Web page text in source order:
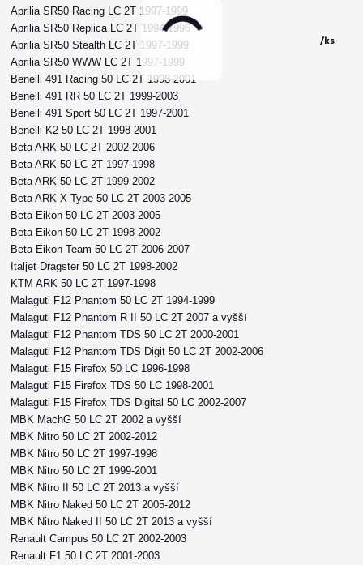
/ks
Aprilia SR50 Racing LC 2T 1997-1999
Aprilia SR50 Replica LC 2T 1994-1996
Aprilia SR50 Stealth LC 2T 1997-1999
Aprilia SR50 WWW LC 2T 1997-1999
Benelli 491 Racing 50 LC 2T 1998-2001
Benelli 491 RR 50 LC 2T 1999-2003
Benelli 491 Sport 50 LC 2T 1997-2001
Benelli K2 50 LC 2T 1998-2001
Beta ARK 50 LC 2T 2002-2006
Beta ARK 50 LC 2T 1997-1998
Beta ARK 50 LC 2T 1999-2002
Beta ARK X-Type 50 LC 2T 2003-2005
Beta Eikon 50 LC 2T 2003-2005
Beta Eikon 50 LC 2T 1998-2002
Beta Eikon Team 50 LC 2T 2006-2007
Italjet Dragster 50 LC 2T 1998-2002
KTM ARK 50 LC 2T 1997-1998
Malaguti F12 Phantom 50 LC 2T 1994-1999
Malaguti F12 Phantom R II 50 LC 2T 2007 a vyšší
Malaguti F12 Phantom TDS 50 LC 2T 2000-2001
Malaguti F12 Phantom TDS Digit 50 LC 2T 2002-2006
Malaguti F15 Firefox 50 LC 1996-1998
Malaguti F15 Firefox TDS 50 LC 1998-2001
Malaguti F15 Firefox TDS Digital 50 LC 2002-2007
MBK MachG 50 LC 2T 2002 a vyšší
MBK Nitro 50 LC 2T 2002-2012
MBK Nitro 50 LC 2T 1997-1998
MBK Nitro 50 LC 2T 1999-2001
MBK Nitro II 50 LC 2T 2013 a vyšší
MBK Nitro Naked 50 LC 2T 2005-2012
MBK Nitro Naked II 50 LC 2T 2013 a vyšší
Renault Campus 50 LC 2T 2002-2003
Renault F1 50 LC 2T 2001-2003